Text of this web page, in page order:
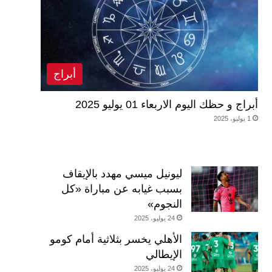
أبراج
أبراج و حظك اليوم الاربعاء 01 يوليو 2025
1 يوليو، 2025
ليونيل ميسي مهدد بالإيقاف
بسبب غيابه عن مباراة «كل
النجوم»
24 يوليو، 2025
الأهلي يخسر بثلاثية أمام كومو
الإيطالي
24 يوليو، 2025